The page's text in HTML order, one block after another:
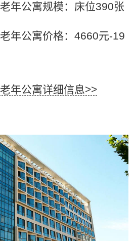
年公寓规模：床位390张
年公寓价格：4660元-19
年公寓详细信息>>